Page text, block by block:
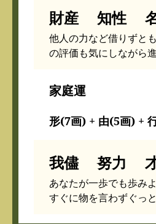
財産 知性
他人の力など借りずと
の評価も気にしながら
家庭運
形(7画) + 由(5画) +
我儘 努力
あなたが一歩でも歩み
すぐに物を言わずぐっ